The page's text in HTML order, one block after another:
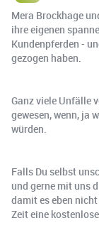
Mera Brockhage
ihre eigenen
Kundenpferden -
gezogen haben.
Ganz viele Unfälle
gewesen, wenn, ja
würden.
Falls Du selbst
und gerne mit uns
damit es eben
Zeit eine